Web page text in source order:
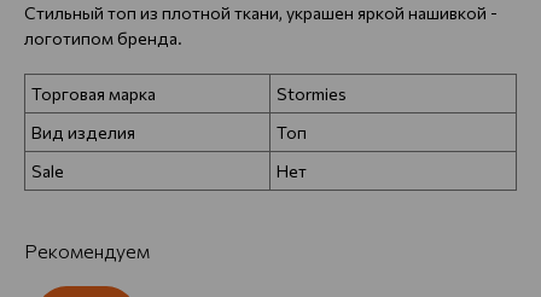
Стильный топ из плотной ткани, украшен яркой нашивкой -
логотипом бренда.
Торговая марка
Stormies
Вид изделия
Топ
Sale
Нет
Рекомендуем